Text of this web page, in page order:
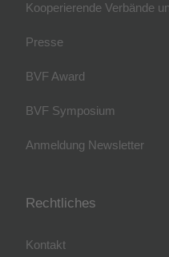
Kooperierende Verbände
Presse
BVF Award
BVF Symposium
Anmeldung Newsletter
Rechtliches
Kontakt